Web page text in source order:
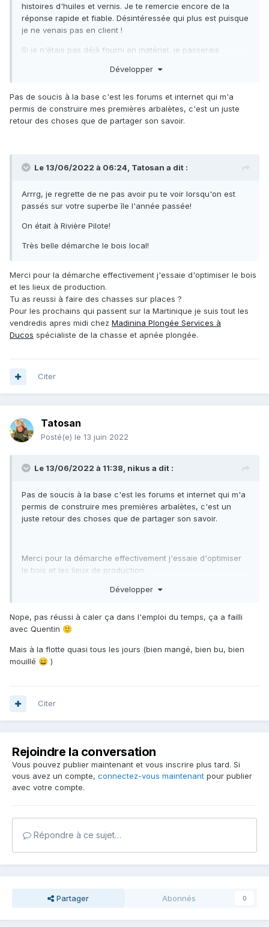
histoires d'huiles et vernis. Je te remercie encore de la
réponse rapide et fiable. Désintéressée qui plus est puisque
je ne venais pas en client !
Si je n'étais pas déjà fourni en matériel, je passerais
Développer
Pas de soucis à la base c'est les forums et internet qui m'a
permis de construire mes premières arbalètes, c'est un juste
retour des choses que de partager son savoir.
Le 13/06/2022 à 06:24, Tatosan a dit :
Arrrg, je regrette de ne pas avoir pu te voir lorsqu'on est
passés sur votre superbe île l'année passée!
On était à Rivière Pilote!
Très belle démarche le bois local!
Merci pour la démarche effectivement j'essaie d'optimiser le bois
et les lieux de production.
Tu as reussi à faire des chasses sur places ?
Pour les prochains qui passent sur la Martinique je suis tout les
vendredis apres midi chez Madinina Plongée Services à
Ducos spécialiste de la chasse et apnée plongée.
Citer
Tatosan
Posté(e) le 13 juin 2022
Le 13/06/2022 à 11:38, nikus a dit :
Pas de soucis à la base c'est les forums et internet qui m'a
permis de construire mes premières arbalètes, c'est un
juste retour des choses que de partager son savoir.
Merci pour la démarche effectivement j'essaie d'optimiser
le bois et les lieux de production.
Pour les prochains qui passent sur la Martinique je suis tout
Ducosspécialiste de la chasse et apnée plongée.
Développer
Nope, pas réussi à caler ça dans l'emploi du temps, ça a failli
avec Quentin 🙂
Mais à la flotte quasi tous les jours (bien mangé, bien bu, bien
mouillé 😄 )
Citer
Rejoindre la conversation
Vous pouvez publier maintenant et vous inscrire plus tard. Si
vous avez un compte, connectez-vous maintenant pour publier
avec votre compte.
Répondre à ce sujet…
Partager Abonnés 0